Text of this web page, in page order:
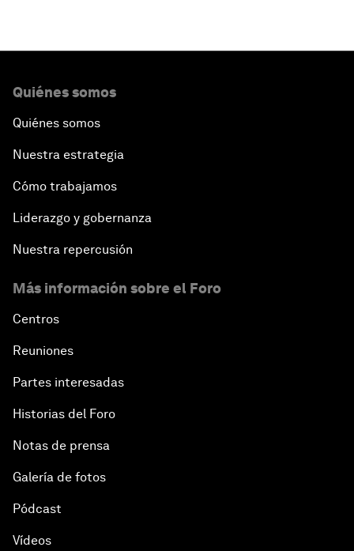
Quiénes somos
Quiénes somos
Nuestra estrategia
Cómo trabajamos
Liderazgo y gobernanza
Nuestra repercusión
Más información sobre el Foro
Centros
Reuniones
Partes interesadas
Historias del Foro
Notas de prensa
Galería de fotos
Pódcast
Vídeos